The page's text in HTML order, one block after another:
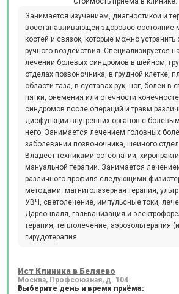
Занимается изучением, диагностикой и
восстанавливающей здоровое состояние
костей и связок, которые можно
ручного воздействия. Специализируется
лечении болевых синдромов в шейном,
отделах позвоночника, в грудной клетке,
области таза, в суставах рук, ног, болей в
пятки, онемения или отечности
синдромов после операций и травм
дисфункции внутренних органов с
него. Занимается лечением головных
заболеваний позвоночника, шейного
Владеет техниками остеопатии,
мануальной терапии. Занимается
различного профиля следующими
методами: магнитолазерная терапия,
УВЧ, светолечение, импульсные токи,
Дарсонваля, гальванизация и
терапия, теплолечение, аэрозольтерапия
гирудотерапия.
Ист Клиника в Беляево
Москва, Профсоюзная, д. 104
Выберите день и время приёма: